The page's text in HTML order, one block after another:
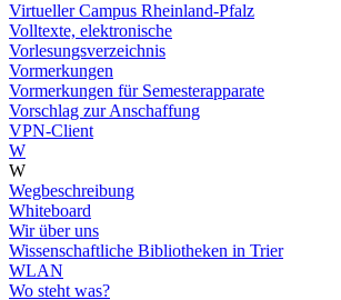
Virtueller Campus Rheinland-Pfalz
Volltexte, elektronische
Vorlesungsverzeichnis
Vormerkungen
Vormerkungen für Semesterapparate
Vorschlag zur Anschaffung
VPN-Client
W
W
Wegbeschreibung
Whiteboard
Wir über uns
Wissenschaftliche Bibliotheken in Trier
WLAN
Wo steht was?